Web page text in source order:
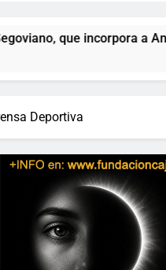
incorpora a Andreea Milies
Deportiva